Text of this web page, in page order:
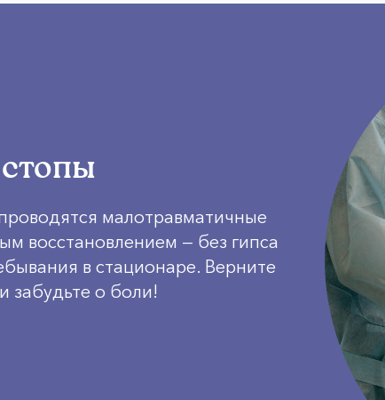
малотравматичные
восстановлением — без гипса
в стационаре. Верните
забудьте о боли!